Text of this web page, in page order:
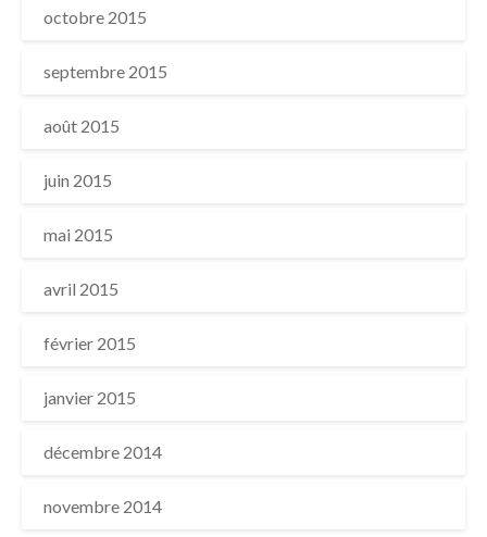
octobre 2015
septembre 2015
août 2015
juin 2015
mai 2015
avril 2015
février 2015
janvier 2015
décembre 2014
novembre 2014